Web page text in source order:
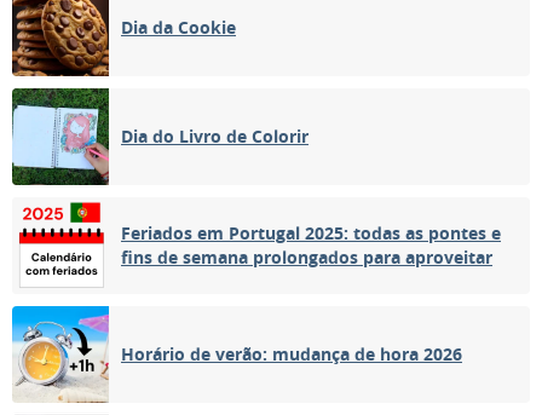
Dia da Cookie
Dia do Livro de Colorir
Feriados em Portugal 2025: todas as pontes e
fins de semana prolongados para aproveitar
Horário de verão: mudança de hora 2026